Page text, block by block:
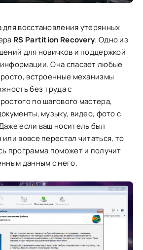
восстановления утерянных
RS Partition Recovery. Одно из
для новичков и поддержкой
Она спасает любые
встроенные механизмы
без труда с
по шагового мастера,
музыку, видео, фото с
если ваш носитель был
вовсе перестал читаться, то
программа поможет и получит
данным с него.